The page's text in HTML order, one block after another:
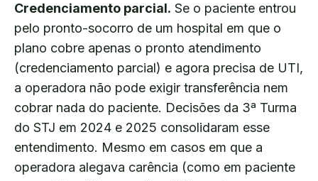
Credenciamento parcial. Se o paciente entrou
pelo pronto-socorro de um hospital em que o
plano cobre apenas o pronto atendimento
(credenciamento parcial) e agora precisa de UTI,
a operadora não pode exigir transferência nem
cobrar nada do paciente. Decisões da 3ª Turma
do STJ em 2024 e 2025 consolidaram esse
entendimento. Mesmo em casos em que a
operadora alegava carência (como em paciente